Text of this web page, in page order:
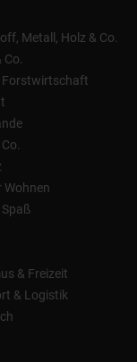
Metall, Holz & Co.
Forstwirtschaft
Wohnen
Spaß
& Freizeit
& Logistik